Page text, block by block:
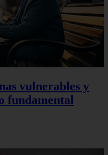
vulnerables y
fundamental